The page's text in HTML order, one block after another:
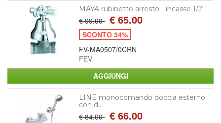
MAYA rubinetto arresto - incasso 1/2"
€ 99.00 € 65.00
SCONTO 34%
FV-MA0507/0CRN
FEV
LINE monocomando doccia esterno
con d...
€ 84.00 € 66.00